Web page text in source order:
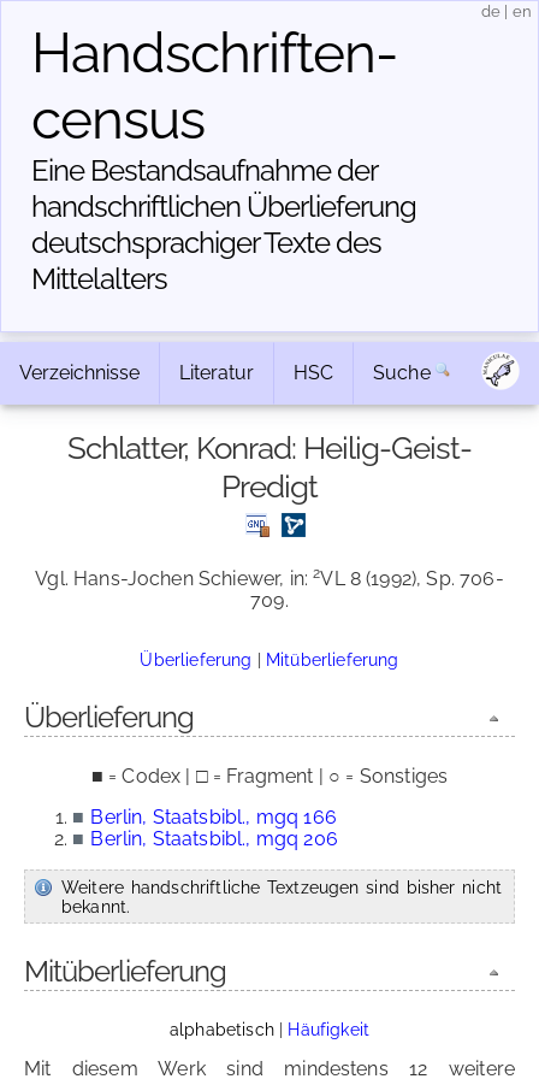
Handschriften­
census
Eine Bestandsaufnahme der
handschriftlichen Über­lieferung
deutschsprachiger Texte des
Mittelalters
de en
Verzeichnisse Literatur HSC Suche
Schlatter, Konrad: Heilig-Geist-
Predigt
Vgl. Hans-Jochen Schiewer, in:2VL 8 (1992), Sp. 706-
709.
Überlieferung | Mitüberlieferung
Überlieferung
■ = Codex | □ = Fragment | ○ = Sonstiges
■ Berlin, Staatsbibl., mgq 166
■ Berlin, Staatsbibl., mgq 206
Weitere handschriftliche Textzeugen sind bisher nicht
bekannt.
Mitüberlieferung
alphabetisch| Häufigkeit
Mit diesem Werk sind mindestens 12 weitere